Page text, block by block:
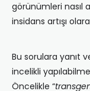
görünümleri nasıl
insidans artışı
Bu sorulara yanıt
incelikli
Öncelikle “